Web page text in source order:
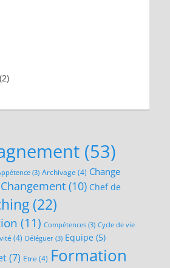
(2)
(53)
(3) Archivage (4) Change
Changement (10) Chef de
(22)
(11) Compétences (3) Cycle de vie
(4) Déléguer (3) Equipe (5)
(7) Etre (4) Formation